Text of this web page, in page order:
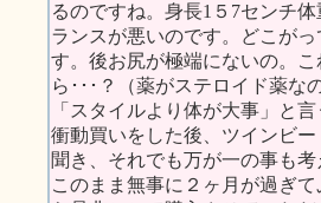
るのですね。身長1５7センチ
ランスが悪いのです。どこが
す。後お尻が極端にないの。
ら･･･？（薬がステロイド薬な
「スタイルより体が大事」と
衝動買いをした後、ツインビ
聞き、それでも万が一の事も
このまま無事に２ヶ月が過ぎ